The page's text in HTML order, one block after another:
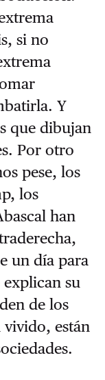
si no
Y
que dibujan
Por otro
pese, los
los
han
un día para
su
de los
están